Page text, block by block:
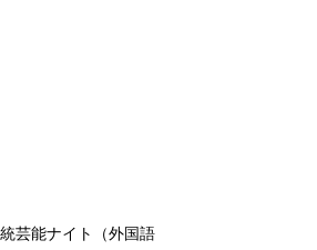
芸能ナイト（外国語